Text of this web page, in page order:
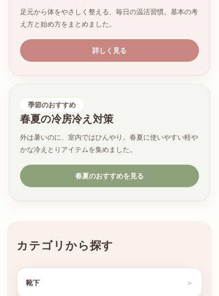
足元から体をやさしく整える、毎日の温活習慣。基本の考
え方と始め方をまとめました。
詳しく見る
季節のおすすめ
春夏の冷房冷え対策
外は暑いのに、室内ではひんやり。春夏に使いやすい軽や
かな冷えとりアイテムを集めました。
春夏のおすすめを見る
カテゴリから探す
靴下